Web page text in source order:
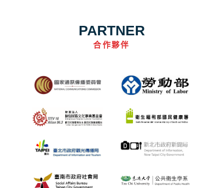
PARTNER
合作夥伴